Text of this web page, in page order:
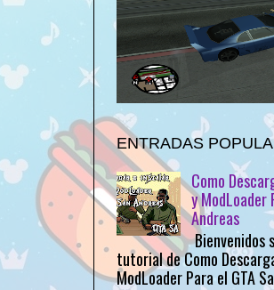
ENTRADAS
Como
y ModLoader
Andreas
Bienvenidos
tutorial de Como
ModLoader Para el GTA